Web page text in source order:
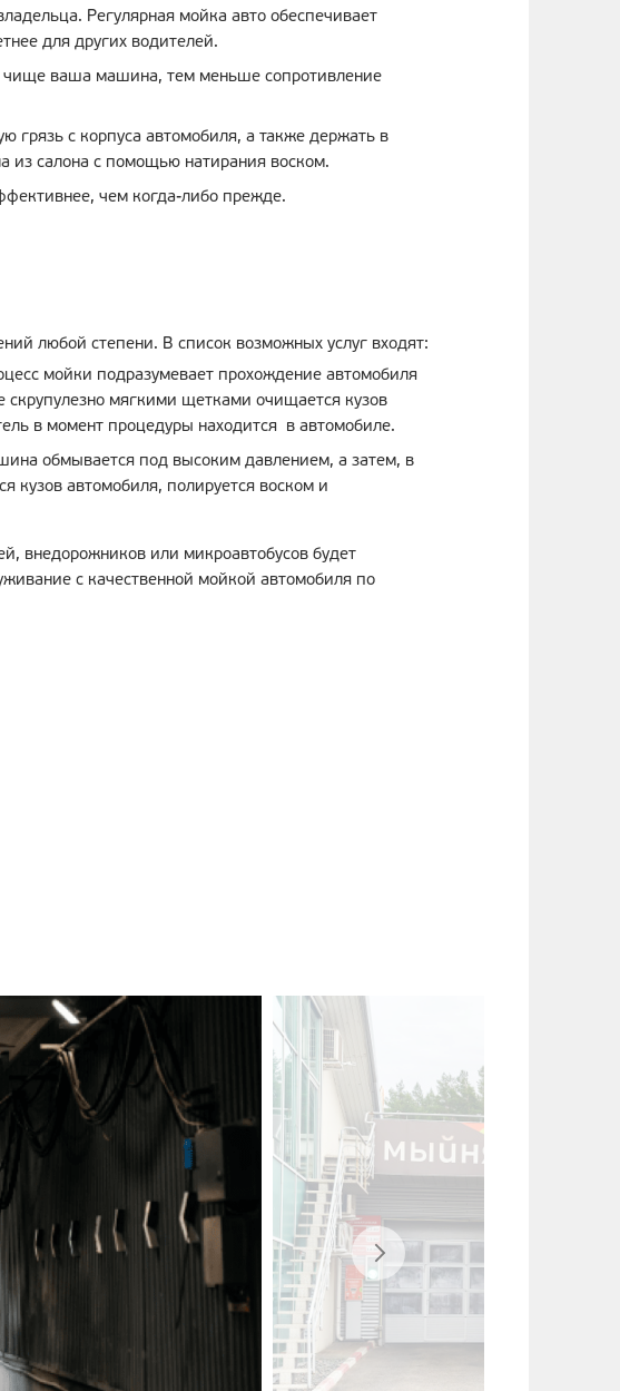
Регулярная мойка авто обеспечивает
для других водителей.
ваша машина, тем меньше сопротивление
грязь с корпуса автомобиля, а также держать в
из салона с помощью натирания воском.
чем когда-либо прежде.
любой степени. В список возможных услуг входят:
мойки подразумевает прохождение автомобиля
скрупулезно мягкими щетками очищается кузов
в момент процедуры находится в автомобиле.
обмывается под высоким давлением, а затем, в
автомобиля, полируется воском и
внедорожников или микроавтобусов будет
с качественной мойкой автомобиля по